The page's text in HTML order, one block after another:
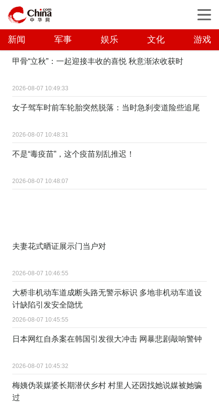
新闻 军事 娱乐 文化 游戏
甲骨“立秋”：一起迎接丰收的喜悦 秋意渐浓收获时
2026-08-07 10:49:33
女子驾车时前车轮胎突然脱落：当时急刹变道险些追尾
2026-08-07 10:48:31
不是“毒疫苗”，这个疫苗别乱推迟！
2026-08-07 10:48:07
夫妻花式晒证展示门当户对
2026-08-07 10:46:55
大桥非机动车道成断头路无警示标识 多地非机动车道设
计缺陷引发安全隐忧
2026-08-07 10:45:55
日本网红自杀案在韩国引发很大冲击 网暴悲剧敲响警钟
2026-08-07 10:45:32
梅姨伪装媒婆长期潜伏乡村 村里人还因找她说媒被她骗
过